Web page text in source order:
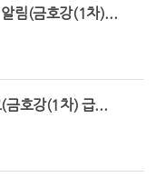
림(금호강(1차)...
금호강(1차) 급...